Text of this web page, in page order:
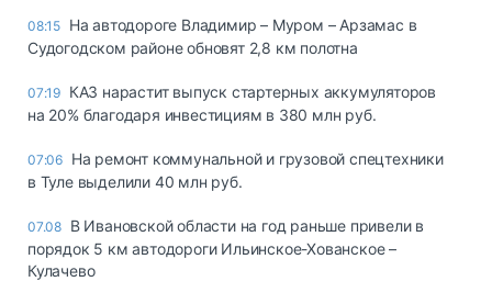
08:15 На автодороге Владимир – Муром – Арзамас в
Судогодском районе обновят 2,8 км полотна
07:19 КАЗ нарастит выпуск стартерных аккумуляторов
на 20% благодаря инвестициям в 380 млн руб.
07:06 На ремонт коммунальной и грузовой спецтехники
в Туле выделили 40 млн руб.
07.08 В Ивановской области на год раньше привели в
порядок 5 км автодороги Ильинское-Хованское –
Кулачево